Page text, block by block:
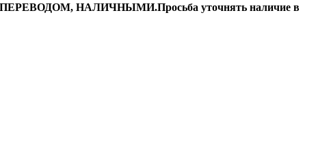
НАЛИЧНЫМИ.Просьба уточнять наличие в